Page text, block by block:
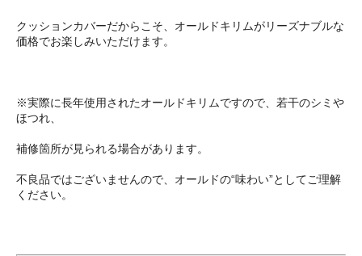
クッションカバーだからこそ、オールドキリムがリーズナブルな
価格でお楽しみいただけます。
※実際に長年使用されたオールドキリムですので、若干のシミや
ほつれ、
補修箇所が見られる場合があります。
不良品ではございませんので、オールドの“味わい”としてご理解
ください。